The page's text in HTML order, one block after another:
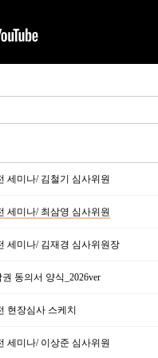
세미나/ 김철기 심사위원
세미나/ 최삼영 심사위원
세미나/ 김재경 심사위원장
동의서 양식_2026ver
현장심사 스케치
세미나/ 이상준 심사위원